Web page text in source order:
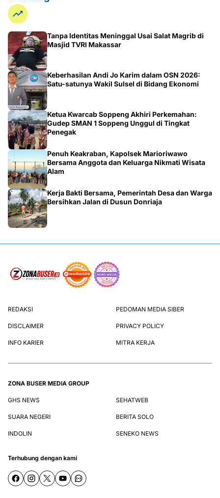
Tanpa Identitas Meninggal Usai Salat Magrib di
Masjid TVRI Makassar
Keberhasilan Andi Jo Karim dalam OSN 2026:
Satu-satunya Wakil Sulsel di Bidang Ekonomi
Ketua Kwarcab Soppeng Akhiri Perkemahan:
Gudep SMAN 1 Soppeng Unggul di Tingkat
Penegak
Penuh Keakraban, Kapolsek Marioriwawo
Bersama Anggota dan Keluarga Nikmati Wisata
Alam
Kerja Bakti Bersama, Pemerintah Desa dan Warga
Bersihkan Jalan di Dusun Donriaja
REDAKSI PEDOMAN MEDIA SIBER
DISCLAIMER PRIVACY POLICY
INFO KARIER MITRA KERJA
ZONA BUSER MEDIA GROUP
GHS NEWS SEHATWEB
SUARA NEGERI BERITA SOLO
INDOLIN SENEKO NEWS
Terhubung dengan kami